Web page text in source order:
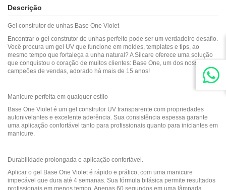
Descrição
Gel construtor de unhas Base One Violet
Encontrar o gel construtor de unhas perfeito pode ser um verdadeiro desafio.
Você procura um gel UV que funcione em moldes, templates e tips, ao
mesmo tempo que fortaleça a unha natural? A Silcare oferece uma solução
que conquistou o coração de muitos clientes: Base One, um dos nossos
campeões de vendas, adorado há mais de 15 anos!
Manicure perfeita em qualquer estilo
Base One Violet é um gel construtor UV transparente com propriedades
autonivelantes e excelente aderência. Sua consistência espessa garante
uma aplicação confortável tanto para profissionais quanto para iniciantes em
manicure.
Durabilidade prolongada e aplicação confortável.
Aplicar o gel Base One Violet é rápido e prático, com uma manicure
impecável que dura até 4 semanas. Sua fórmula bifásica permite resultados
profissionais em menos tempo. Apenas 60 segundos em uma lâmpada